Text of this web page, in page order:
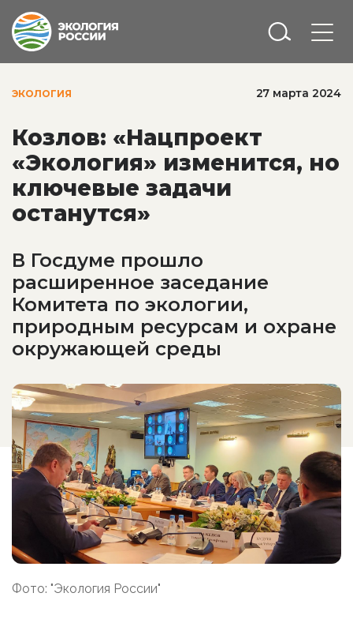
ЭКОЛОГИЯ 27 марта 2024
Козлов: «Нацпроект
«Экология» изменится, но
ключевые задачи
останутся»
В Госдуме прошло
расширенное заседание
Комитета по экологии,
природным ресурсам и охране
окружающей среды
Фото: "Экология России"